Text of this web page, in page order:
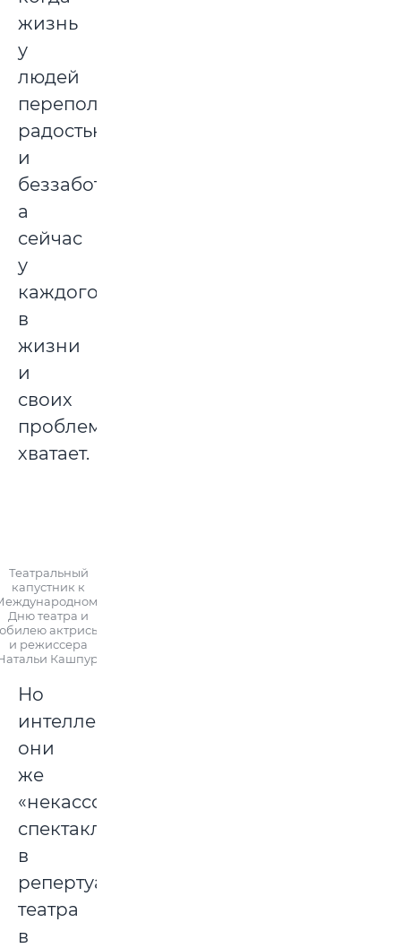
жизнь
у
людей
переполнена
радостью
и
беззаботностью,
а
сейчас
у
каждого
в
жизни
и
своих
проблем
хватает.
Театральный
капустник к
Дню театра и
актрисы
и режиссера
Кашпур.
Но
интеллектуальные,
они
же
«некассовые»
спектакли
в
репертуаре
театра
в